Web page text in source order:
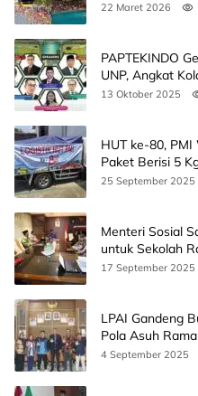
22 Maret 2026
PAPTEKINDO
UNP, Angkat
Agendanya
13 Oktober 2025
HUT ke-80,
Paket Berisi 5
25 September 2025
Menteri Sosial
untuk Sekolah
17 September 2025
LPAI Gandeng
Pola Asuh
Ini Jadwalnya
4 September 2025